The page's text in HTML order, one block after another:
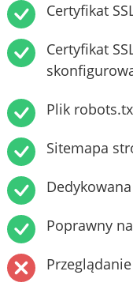
Certyfikat
Certyfikat
Plik
Sitemapa
Poprawny